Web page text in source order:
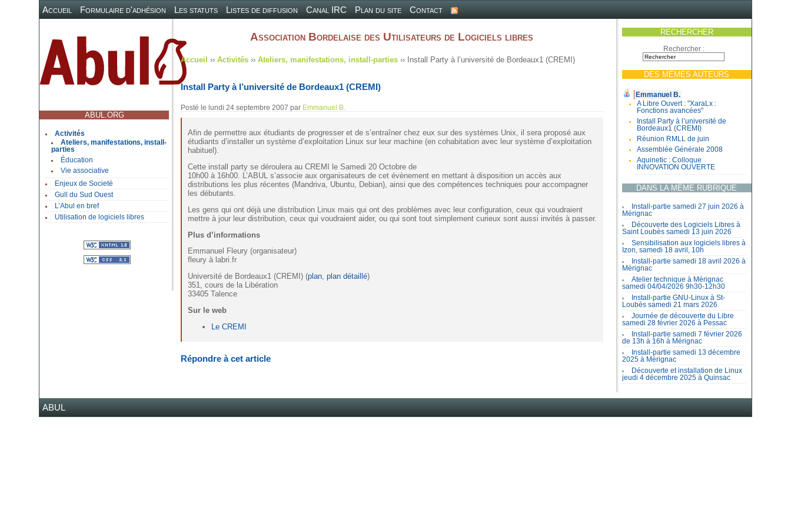
Accueil Formulaire d'adhésion Les statuts Listes de diffusion Canal IRC Plan du site Contact
ABUL.ORG
Activités
Ateliers, manifestations, install-
parties
Éducation
Vie associative
Enjeux de Societé
Gull du Sud Ouest
L’Abul en bref
Utilisation de logiciels libres
RECHERCHER
Rechercher :
DES MÊMES AUTEURS
Emmanuel B.
A Libre Ouvert : "XaraLx :
Fonctions avancées"
Install Party à l’université de
Bordeaux1 (CREMI)
Réunion RMLL de juin
Assemblée Générale 2008
Aquinetic : Colloque
INNOVATION OUVERTE
DANS LA MÊME RUBRIQUE
Install-partie samedi 27 juin 2026 à
Mérignac
Découverte des Logiciels Libres à
Saint Loubès samedi 13 juin 2026
Sensibilisation aux logiciels libres à
Izon, samedi 18 avril, 10h
Install-partie samedi 18 avril 2026 à
Mérignac
Atelier technique à Mérignac
samedi 04/04/2026 9h30-12h30
Install-partie GNU-Linux à St-
Loubès samedi 21 mars 2026
Journée de découverte du Libre
samedi 28 février 2026 à Pessac
Install-partie samedi 7 février 2026
de 13h à 16h à Mérignac
Install-partie samedi 13 décembre
2025 à Mérignac
Découverte et installation de Linux
jeudi 4 décembre 2025 à Quinsac
Association Bordelaise des Utilisateurs de Logiciels libres
Accueil ››Activités ››Ateliers, manifestations, install-parties ›› Install Party à l’université de Bordeaux1 (CREMI)
Install Party à l’université de Bordeaux1 (CREMI)
Posté le lundi 24 septembre 2007 par Emmanuel B.
Afin de permettre aux étudiants de progresser et de s’entraîner chez eux sur des systèmes Unix, il sera proposé aux
étudiants d’installer un système d’exploitation Linux sur leur machine (en cohabitation avec leur système d’exploitation
habituel).
Cette install party se déroulera au CREMI le Samedi 20 Octobre de
10h00 à 16h00. L’ABUL s’associe aux organisateurs de cet évènement en mettant à disposition un accès aux
distributions les plus récentes (Mandriva, Ubuntu, Debian), ainsi que des compétences techniques pour accompagner
les débutants.
Les gens qui ont déjà une distribution Linux mais qui ont des problèmes avec leur configuration, ceux qui voudraient
mettre à jour leur distribution, ceux qui voudraient aider, ou qui sont tout simplement curieux sont aussi invités à passer.
Plus d’informations
Emmanuel Fleury (organisateur)
fleury à labri.fr
Université de Bordeaux1 (CREMI) (plan,plan détaillé)
351, cours de la Libération
33405 Talence
Sur le web
Le CREMI
Répondre à cet article
ABUL